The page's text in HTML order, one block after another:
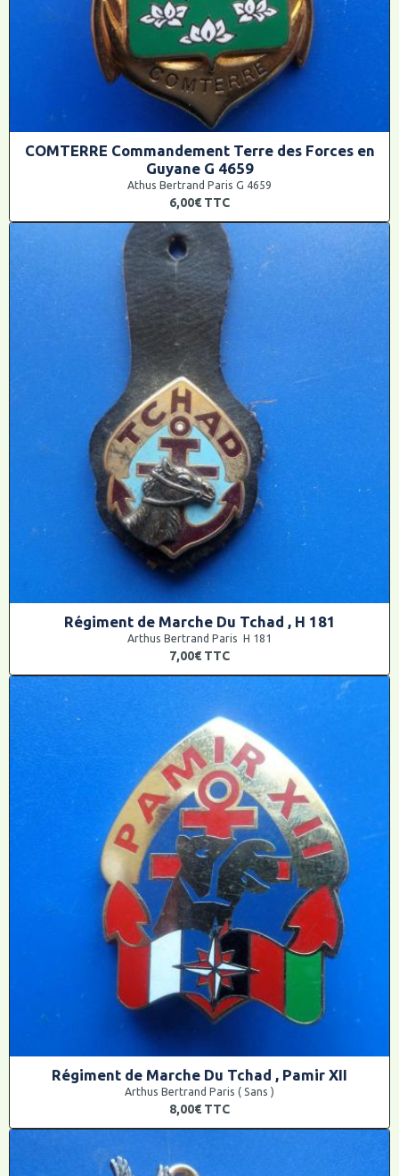
COMTERRE Commandement Terre des Forces en
Guyane G 4659
Athus Bertrand Paris G 4659
6,00€ TTC
Régiment de Marche Du Tchad , H 181
Arthus Bertrand Paris H 181
7,00€ TTC
Régiment de Marche Du Tchad , Pamir XII
Arthus Bertrand Paris ( Sans )
8,00€ TTC